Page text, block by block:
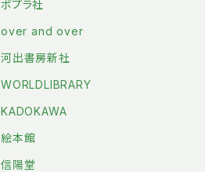
ポプラ社
over and over
河出書房新社
WORLDLIBRARY
KADOKAWA
絵本館
信陽堂